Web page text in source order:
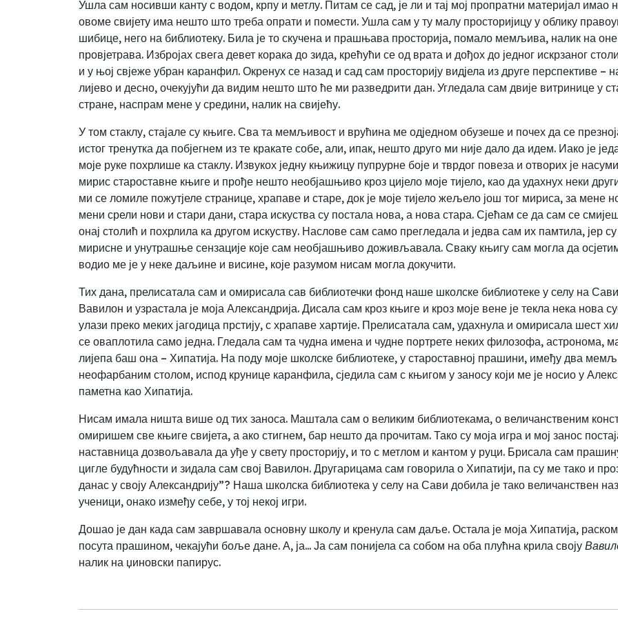
Ушла сам носивши канту с водом, крпу и метлу. Питам се сад, је ли и тај мој пропратни материјал имао
овоме свијету има нешто што треба опрати и помести. Ушла сам у ту малу просторијицу у облику
шибице, него на библиотеку. Била је то скучена и прашњава просторија, помало мемљива, налик на оне
провјетрава. Избројах свега девет корака до зида, крећући се од врата и дођох до једног искрзаног
и у њој свјеже убран каранфил. Окренух се назад и сад сам просторију видјела из друге перспективе –
лијево и десно, очекујући да видим нешто што ће ми разведрити дан. Угледала сам двије витринице у
стране, наспрам мене у средини, налик на свијећу.
У том стаклу, стајале су књиге. Сва та мемљивост и врућина ме одједном обузеше и почех да се
истог тренутка да побјегнем из те кракате собе, али, ипак, нешто друго ми није дало да идем. Иако је
моје руке похрлише ка стаклу. Извукох једну књижицу пупрурне боје и тврдог повеза и отворих је
мирис староставне књиге и прође нешто необјашњиво кроз цијело моје тијело, као да удахнух неки
ми се ломиле пожутјеле странице, храпаве и старе, док је моје тијело жељело још тог мириса, за мене
мени срели нови и стари дани, стара искуства су постала нова, а нова стара. Сјећам се да сам се
онај столић и похрлила ка другом искуству. Наслове сам само прегледала и једва сам их памтила, јер
мирисне и унутрашње сензације које сам необјашњиво доживљавала. Сваку књигу сам могла да
водио ме је у неке даљине и висине, које разумом нисам могла докучити.
Тих дана, прелисатала сам и омирисала сав библиотечки фонд наше школске библиотеке у селу на
Вавилон и узрастала је моја Александрија. Дисала сам кроз књиге и кроз моје вене је текла нека нова
улази преко меких јагодица прстију, с храпаве хартије. Прелисатала сам, удахнула и омирисала шест
се оваплотила само једна. Гледала сам та чудна имена и чудне портрете неких филозофа, астронома,
лијепа баш она – Хипатија. На поду моје школске библиотеке, у староставној прашини, имеђу два
неофарбаним столом, испод крунице каранфила, сједила сам с књигом у заносу који ме је носио у
паметна као Хипатија.
Нисам имала ништа више од тих заноса. Маштала сам о великим библиотекама, о величанственим
омиришем све књиге свијета, а ако стигнем, бар нешто да прочитам. Тако су моја игра и мој занос
наставница дозвољавала да уђе у свету просторију, и то с метлом и кантом у руци. Брисала сам
цигле будућности и зидала сам свој Вавилон. Другарицама сам говорила о Хипатији, па су ме тако и
данас у своју Александрију”? Наша школска библиотека у селу на Сави добила је тако величанствен
ученици, онако између себе, у тој некој игри.
Дошао је дан када сам завршавала основну школу и кренула сам даље. Остала је моја Хипатија,
посута прашином, чекајући боље дане. А, ја... Ја сам понијела са собом на оба плућна крила своју
налик на џиновски папирус.